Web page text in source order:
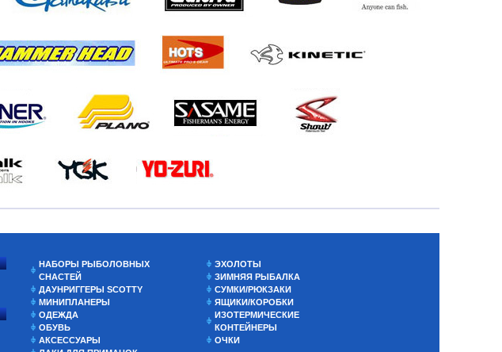
НАБОРЫ РЫБОЛОВНЫХ
СНАСТЕЙ
ДАУНРИГГЕРЫ SCOTTY
МИНИПЛАНЕРЫ
ОДЕЖДА
ОБУВЬ
АКСЕССУАРЫ
ЭХОЛОТЫ
ЗИМНЯЯ РЫБАЛКА
СУМКИ/РЮКЗАКИ
ЯЩИКИ/КОРОБКИ
ИЗОТЕРМИЧЕСКИЕ
КОНТЕЙНЕРЫ
ОЧКИ